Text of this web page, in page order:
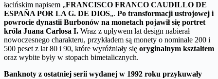
łacińskim napisem „FRANCISCO FRANCO CAUDILLO DE
ESPAÑA POR LA G. DE DIOS„. Po transformacji ustrojowej i
powrocie dynastii Burbonów na monetach pojawił się portret
króla Juana Carlosa I. Wraz z upływem lat design nabierał
nowoczesnego charakteru, przykładem są monety o nominale 200 i
500 peset z lat 80 i 90, które wyróżniały się oryginalnym kształtem
oraz wybite były w stopach bimetalicznych.
Banknoty z ostatniej serii wydanej w 1992 roku przykuwały